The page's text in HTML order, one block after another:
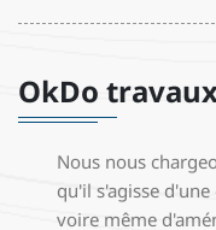
OkDo
Nous nous
qu'il s'agisse
voire même